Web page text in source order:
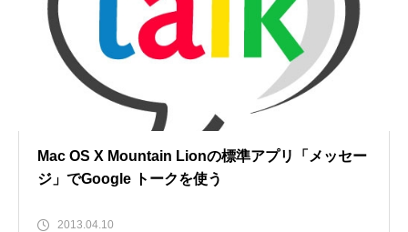
Mac OS X Mountain Lionの標準アプリ「メッセー
ジ」でGoogle トークを使う
2013.04.10